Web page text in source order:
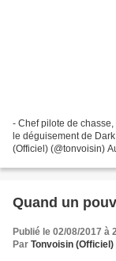
- Chef pilote de
le déguisement de
(Officiel) (@tonvoisin)
Quand un
Publié le 02/08/2017 à
Par Tonvoisin (Officiel)